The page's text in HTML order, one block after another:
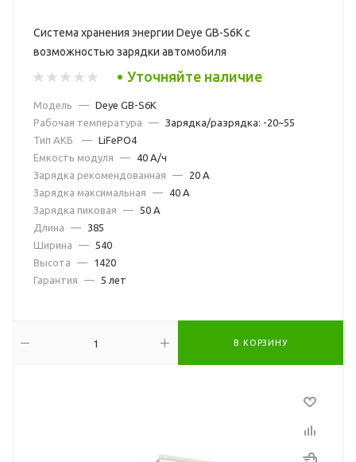
Система хранения энергии Deye GB-S6K с
возможностью зарядки автомобиля
Уточняйте наличие
Модель — Deye GB-S6K
Рабочая температура
— Зарядка/разрядка: -20~55
Тип АКБ
— LiFePO4
Емкость модуля
—
40 А/ч
Зарядка рекомендованная
—
20 А
Зарядка максимальная
—
40 А
Зарядка пиковая
— 50 А
Длина
—
385
Ширина
— 540
Высота
—
1420
Гарантия
— 5 лет
В КОРЗИНУ